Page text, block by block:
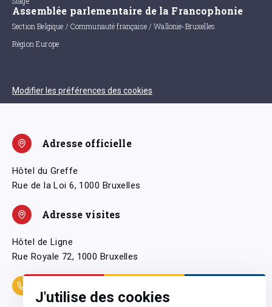
J'utilise des cookies
Assemblée parlementaire de la Francophonie
Section Belgique / Communauté française / Wallonie-Bruxelles
Région Europe
Modifier les préférences des cookies
Adresse officielle
Hôtel du Greffe
Rue de la Loi 6, 1000 Bruxelles
Adresse visites
Hôtel de Ligne
Rue Royale 72, 1000 Bruxelles